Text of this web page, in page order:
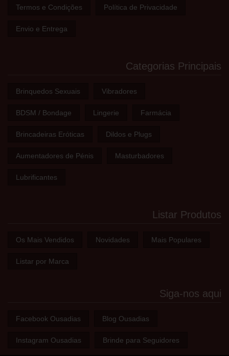
Termos e Condições Política de Privacidade
Envio e Entrega
Categorias Principais
Brinquedos Sexuais Vibradores
BDSM / Bondage Lingerie Farmácia
Brincadeiras Eróticas Dildos e Plugs
Aumentadores de Pénis Masturbadores
Lubrificantes
Listar Produtos
Os Mais Vendidos Novidades Mais Populares
Listar por Marca
Siga-nos aqui
Facebook Ousadias Blog Ousadias
Instagram Ousadias Brinde para Seguidores